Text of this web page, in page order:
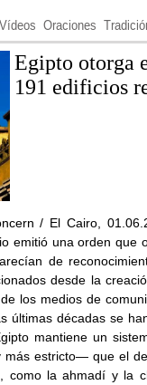
Vídeos Oraciones
Egipto otorga
191 edificios
/ El Cairo,
emitió una orden que
de
desde la
los medios de
últimas décadas se
mantiene un
estricto— que el
como la ahmadí y la